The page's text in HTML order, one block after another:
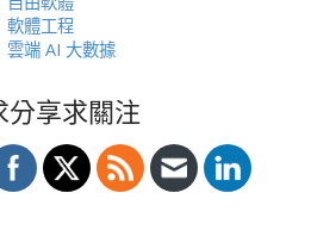
軟體工程
雲端 AI 大數據
分享求關注